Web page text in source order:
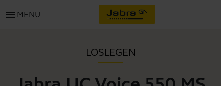
menu MENU
LOSLEGEN